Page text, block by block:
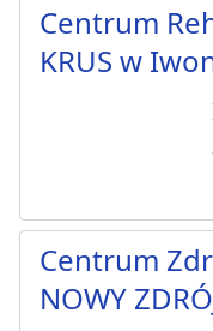
Centrum
KRUS w
Centrum
NOWY